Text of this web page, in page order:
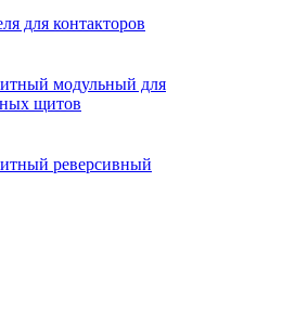
для контакторов
модульный для
щитов
реверсивный